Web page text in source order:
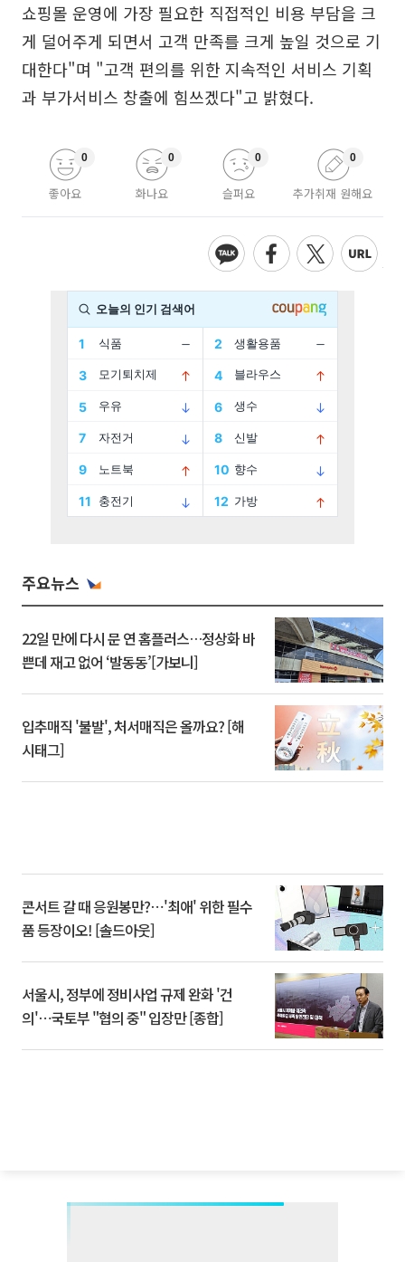
쇼핑몰 운영에 가장 필요한 직접적인 비용 부담을 크
게 덜어주게 되면서 고객 만족를 크게 높일 것으로 기
대한다"며 "고객 편의를 위한 지속적인 서비스 기획
과 부가서비스 창출에 힘쓰겠다"고 밝혔다.
좋아요
0
화나요
0
슬퍼요
0
추가취재 원해요
0
주요뉴스
22일 만에 다시 문 연 홈플러스…정상화 바
쁜데 재고 없어 ‘발동동’[가보니]
입추매직 '불발', 처서매직은 올까요? [해
시태그]
콘서트 갈 때 응원봉만?⋯'최애' 위한 필수
품 등장이오! [솔드아웃]
서울시, 정부에 정비사업 규제 완화 '건
의'⋯국토부 "협의 중" 입장만 [종합]